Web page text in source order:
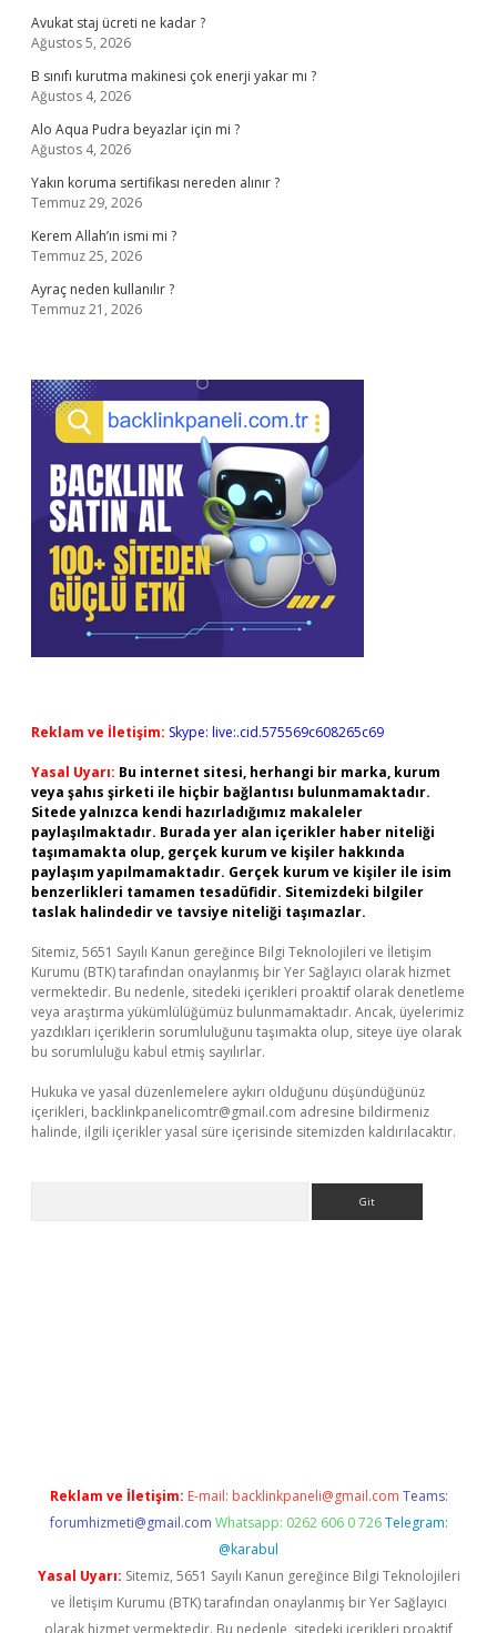
Avukat staj ücreti ne kadar ?
Ağustos 5, 2026
B sınıfı kurutma makinesi çok enerji yakar mı ?
Ağustos 4, 2026
Alo Aqua Pudra beyazlar için mi ?
Ağustos 4, 2026
Yakın koruma sertifikası nereden alınır ?
Temmuz 29, 2026
Kerem Allah’ın ismi mi ?
Temmuz 25, 2026
Ayraç neden kullanılır ?
Temmuz 21, 2026
Reklam ve İletişim: Skype: live:.cid.575569c608265c69
Yasal Uyarı: Bu internet sitesi, herhangi bir marka, kurum
veya şahıs şirketi ile hiçbir bağlantısı bulunmamaktadır.
Sitede yalnızca kendi hazırladığımız makaleler
paylaşılmaktadır. Burada yer alan içerikler haber niteliği
taşımamakta olup, gerçek kurum ve kişiler hakkında
paylaşım yapılmamaktadır. Gerçek kurum ve kişiler ile isim
benzerlikleri tamamen tesadüfidir. Sitemizdeki bilgiler
taslak halindedir ve tavsiye niteliği taşımazlar.
Sitemiz, 5651 Sayılı Kanun gereğince Bilgi Teknolojileri ve İletişim
Kurumu (BTK) tarafından onaylanmış bir Yer Sağlayıcı olarak hizmet
vermektedir. Bu nedenle, sitedeki içerikleri proaktif olarak denetleme
veya araştırma yükümlülüğümüz bulunmamaktadır. Ancak, üyelerimiz
yazdıkları içeriklerin sorumluluğunu taşımakta olup, siteye üye olarak
bu sorumluluğu kabul etmiş sayılırlar.
Hukuka ve yasal düzenlemelere aykırı olduğunu düşündüğünüz
içerikleri, backlinkpanelicomtr@gmail.com adresine bildirmeniz
halinde, ilgili içerikler yasal süre içerisinde sitemizden kaldırılacaktır.
Reklam ve İletişim: E-mail: backlinkpaneli@gmail.com Teams:
forumhizmeti@gmail.com Whatsapp: 0262 606 0 726 Telegram:
@karabul
Yasal Uyarı: Sitemiz, 5651 Sayılı Kanun gereğince Bilgi Teknolojileri
ve İletişim Kurumu (BTK) tarafından onaylanmış bir Yer Sağlayıcı
olarak hizmet vermektedir. Bu nedenle, sitedeki içerikleri proaktif